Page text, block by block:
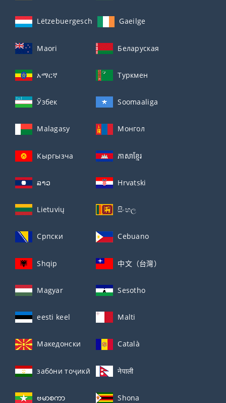
Lëtzebuergesch Gaeilge
Maori Беларуская
አማርኛ Туркмен
Ўзбек Soomaaliga
Malagasy Монгол
Кыргызча ភាសាខ្មែរ
ລາວ Hrvatski
Lietuvių සිංහල
Српски Cebuano
Shqip 中文（台灣）
Magyar Sesotho
eesti keel Malti
Македонски Català
забо́ни тоҷикӣ́ नेपाली
ဗမာစကာ Shona